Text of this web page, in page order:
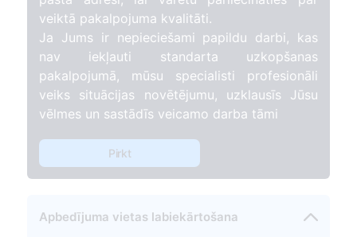
veiktā pakalpojuma kvalitāti.
Ja Jums ir nepieciešami papildu darbi, kas
nav iekļauti standarta uzkopšanas
pakalpojumā, mūsu specialisti profesionāli
veiks situācijas novētējumu, uzklausīs Jūsu
vēlmes un sastādīs veicamo darba tāmi
Pirkt
Apbedījuma vietas labiekārtošana